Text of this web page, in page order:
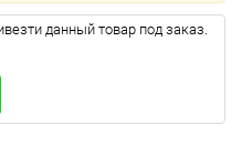
данный товар под заказ.